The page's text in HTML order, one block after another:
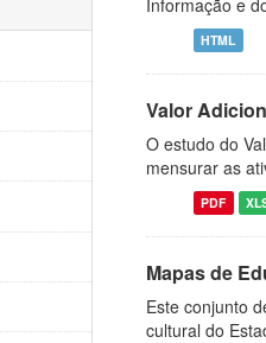
Informação e
HTML
Valor
O estudo do
mensurar as
PDF
Mapas de
Este conjunto
cultural do